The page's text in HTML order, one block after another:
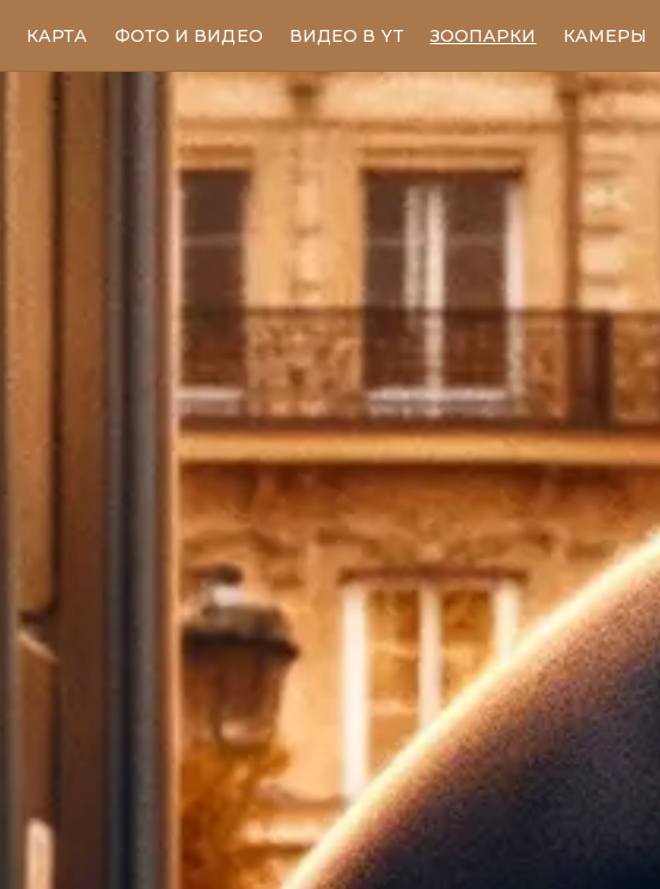
КАРТА ФОТО И ВИДЕО ВИДЕО В YT ЗООПАРКИ КАМЕРЫ